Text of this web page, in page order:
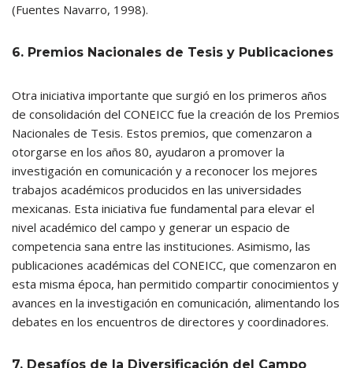
(Fuentes Navarro, 1998).
6. Premios Nacionales de Tesis y Publicaciones
Otra iniciativa importante que surgió en los primeros años
de consolidación del CONEICC fue la creación de los Premios
Nacionales de Tesis. Estos premios, que comenzaron a
otorgarse en los años 80, ayudaron a promover la
investigación en comunicación y a reconocer los mejores
trabajos académicos producidos en las universidades
mexicanas. Esta iniciativa fue fundamental para elevar el
nivel académico del campo y generar un espacio de
competencia sana entre las instituciones. Asimismo, las
publicaciones académicas del CONEICC, que comenzaron en
esta misma época, han permitido compartir conocimientos y
avances en la investigación en comunicación, alimentando los
debates en los encuentros de directores y coordinadores.
7. Desafíos de la Diversificación del Campo